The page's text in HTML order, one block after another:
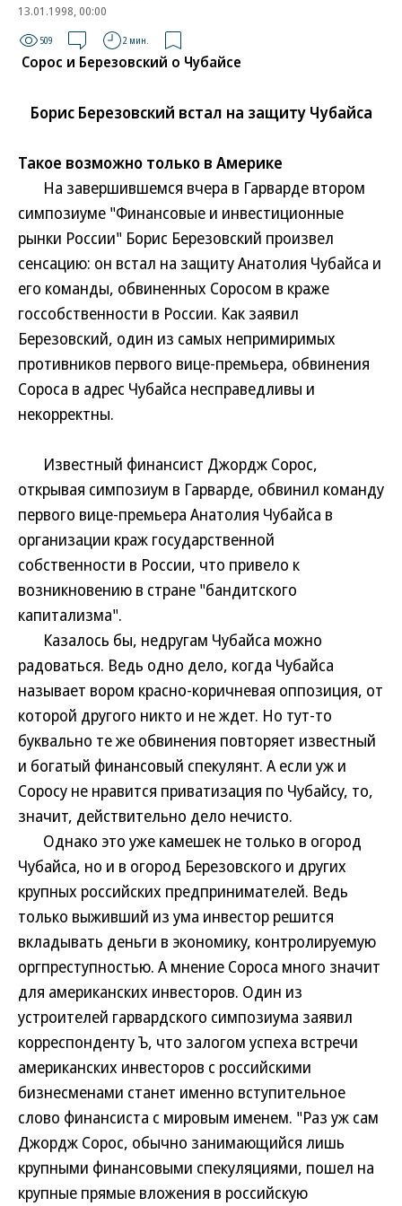
13.01.1998, 00:00
509 2 мин.
Сорос и Березовский о Чубайсе
Борис Березовский встал на защиту Чубайса
Такое возможно только в Америке
На завершившемся вчера в Гарварде втором
симпозиуме "Финансовые и инвестиционные
рынки России" Борис Березовский произвел
сенсацию: он встал на защиту Анатолия Чубайса и
его команды, обвиненных Соросом в краже
госсобственности в России. Как заявил
Березовский, один из самых непримиримых
противников первого вице-премьера, обвинения
Сороса в адрес Чубайса несправедливы и
некорректны.
Известный финансист Джордж Сорос,
открывая симпозиум в Гарварде, обвинил команду
первого вице-премьера Анатолия Чубайса в
организации краж государственной
собственности в России, что привело к
возникновению в стране "бандитского
капитализма".
Казалось бы, недругам Чубайса можно
радоваться. Ведь одно дело, когда Чубайса
называет вором красно-коричневая оппозиция, от
которой другого никто и не ждет. Но тут-то
буквально те же обвинения повторяет известный
и богатый финансовый спекулянт. А если уж и
Соросу не нравится приватизация по Чубайсу, то,
значит, действительно дело нечисто.
Однако это уже камешек не только в огород
Чубайса, но и в огород Березовского и других
крупных российских предпринимателей. Ведь
только выживший из ума инвестор решится
вкладывать деньги в экономику, контролируемую
оргпреступностью. А мнение Сороса много значит
для американских инвесторов. Один из
устроителей гарвардского симпозиума заявил
корреспонденту Ъ, что залогом успеха встречи
американских инвесторов с российскими
бизнесменами станет именно вступительное
слово финансиста с мировым именем. "Раз уж сам
Джордж Сорос, обычно занимающийся лишь
крупными финансовыми спекуляциями, пошел на
крупные прямые вложения в российскую